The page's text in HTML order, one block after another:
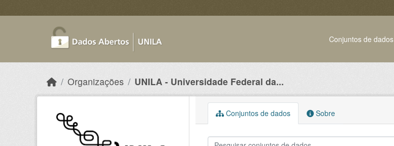
Conjuntos de dados
Organizações UNILA - Universidade Federal da...
Conjuntos de dados Sobre